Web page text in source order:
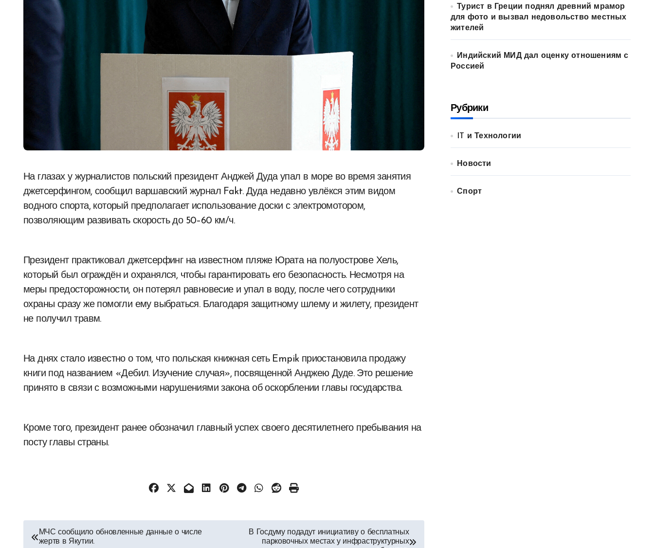
На глазах у журналистов польский президент Анджей Дуда упал в море во время занятия
джетсерфингом, сообщил варшавский журнал Fakt. Дуда недавно увлёкся этим видом
водного спорта, который предполагает использование доски с электромотором,
позволяющим развивать скорость до 50–60 км/ч.
Президент практиковал джетсерфинг на известном пляже Юрата на полуострове Хель,
который был ограждён и охранялся, чтобы гарантировать его безопасность. Несмотря на
меры предосторожности, он потерял равновесие и упал в воду, после чего сотрудники
охраны сразу же помогли ему выбраться. Благодаря защитному шлему и жилету, президент
не получил травм.
На днях стало известно о том, что польская книжная сеть Empik приостановила продажу
книги под названием «Дебил. Изучение случая», посвященной Анджею Дуде. Это решение
принято в связи с возможными нарушениями закона об оскорблении главы государства.
Кроме того, президент ранее обозначил главный успех своего десятилетнего пребывания на
посту главы страны.
Навигация
МЧС сообщило обновленные данные о числе
жертв в Якутии.
В Госдуму подадут инициативу о бесплатных
парковочных местах у инфраструктурных
Турист в Греции поднял древний мрамор
для фото и вызвал недовольство местных
жителей
Индийский МИД дал оценку отношениям с
Россией
Рубрики
IT и Технологии
Новости
Спорт